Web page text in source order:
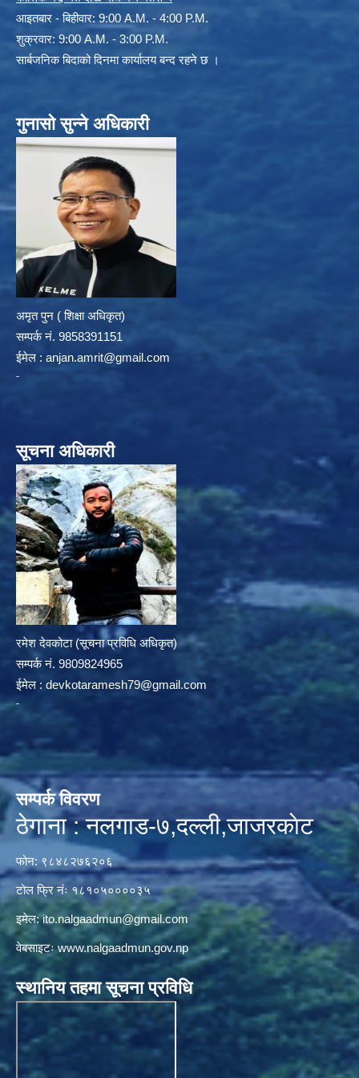
आइतबार - बिहीवार: 9:00 A.M. - 4:00 P.M.
शुक्रवार: 9:00 A.M. - 3:00 P.M.
सार्बजनिक बिदाको दिनमा कार्यालय बन्द रहने छ ।
गुनासो सुन्ने अधिकारी
अमृत पुन ( शिक्षा अधिकृत)
सम्पर्क न‌ं. 9858391151
ईमेल : anjan.amrit@gmail.com
सूचना अधिकारी
रमेश देवकोटा (सूचना प्रविधि अधिकृत)
सम्पर्क न‌ं. 9809824965
ईमेल : devkotaramesh79@gmail.com
सम्पर्क विवरण
ठेगाना : नलगाड-७,दल्ली,जाजरकाेट
फोन: ९८४८२७६२०६
टोल फ्रि नंः १८१०५००००३५
इमेल:ito.nalgaadmun@gmail.com
वेबसाइटःwww.nalgaadmun.gov.np
स्थानिय तहमा सूचना प्रविधि